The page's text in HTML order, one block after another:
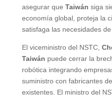
asegurar que Taiwán siga
economía global, proteja la
satisfaga las necesidades de
El viceministro del NSTC,
Taiwán puede cerrar la
robótica integrando
suministro con fabricantes
existentes. El ministro del